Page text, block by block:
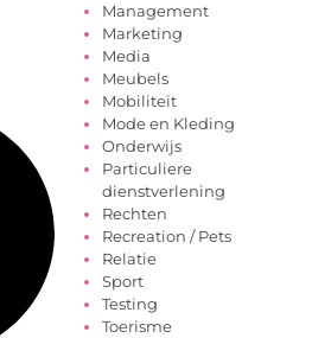
Management
Marketing
Media
Meubels
Mobiliteit
Mode en Kleding
Onderwijs
Particuliere
dienstverlening
Rechten
Recreation / Pets
Relatie
Sport
Testing
Toerisme